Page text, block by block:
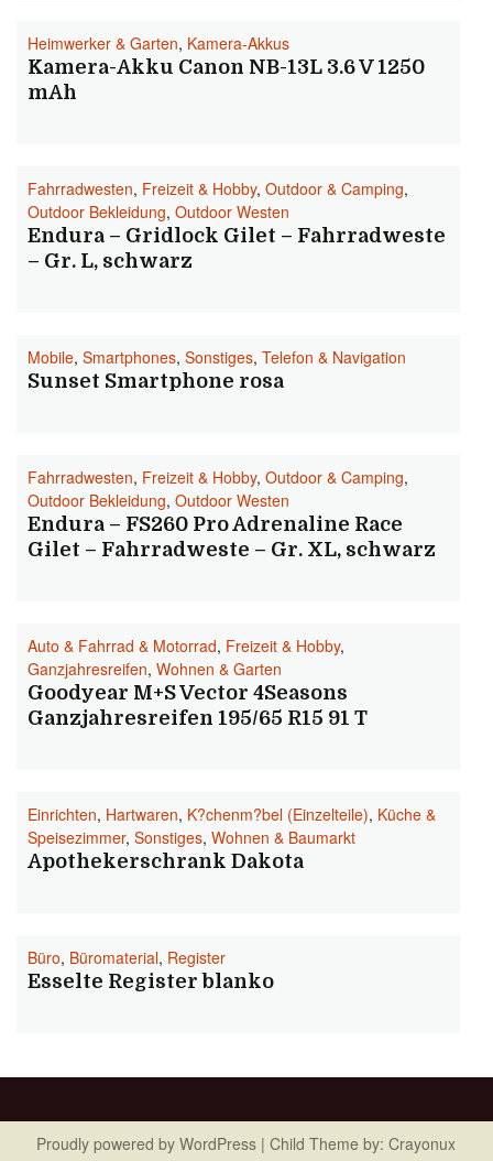
Heimwerker & Garten, Kamera-Akkus
Kamera-Akku Canon NB-13L 3.6 V 1250
mAh
Fahrradwesten, Freizeit & Hobby, Outdoor & Camping,
Outdoor Bekleidung, Outdoor Westen
Endura – Gridlock Gilet – Fahrradweste
– Gr. L, schwarz
Mobile, Smartphones, Sonstiges, Telefon & Navigation
Sunset Smartphone rosa
Fahrradwesten, Freizeit & Hobby, Outdoor & Camping,
Outdoor Bekleidung, Outdoor Westen
Endura – FS260 Pro Adrenaline Race
Gilet – Fahrradweste – Gr. XL, schwarz
Auto & Fahrrad & Motorrad, Freizeit & Hobby,
Ganzjahresreifen, Wohnen & Garten
Goodyear M+S Vector 4Seasons
Ganzjahresreifen 195/65 R15 91 T
Einrichten, Hartwaren, K?chenm?bel (Einzelteile), Küche &
Speisezimmer, Sonstiges, Wohnen & Baumarkt
Apothekerschrank Dakota
Büro, Büromaterial, Register
Esselte Register blanko
Proudly powered by WordPress | Child Theme by: Crayonux